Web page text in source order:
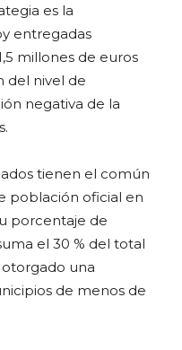
es la
entregadas
millones de euros
del nivel de
negativa de la
tienen el común
población oficial en
porcentaje de
el 30 % del total
otorgado una
de menos de